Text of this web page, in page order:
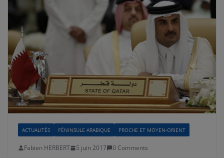
ACTUALITÉS PÉNINSULE ARABIQUE PROCHE ET MOYEN-ORIENT
Fabien HERBERT 5 juin 2017 0 Comments